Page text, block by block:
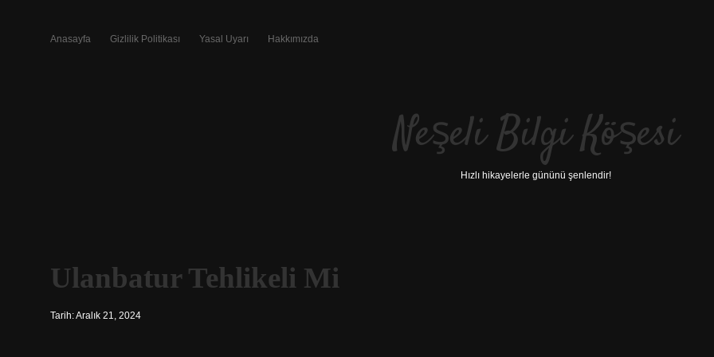
Anasayfa Gizlilik Politikası Yasal Uyarı Hakkımızda
Neşeli Bilgi Köşesi
Hızlı hikayelerle gününü şenlendir!
Ulanbatur Tehlikeli Mi
Tarih: Aralık 21, 2024